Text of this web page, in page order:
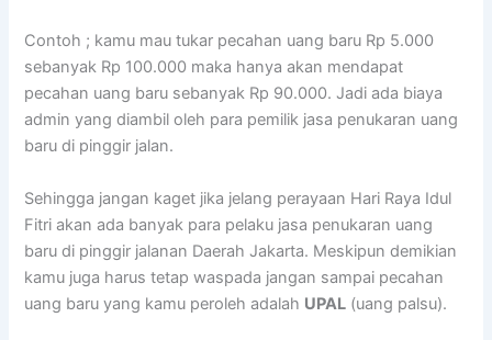
Contoh ; kamu mau tukar pecahan uang baru Rp 5.000
sebanyak Rp 100.000 maka hanya akan mendapat
pecahan uang baru sebanyak Rp 90.000. Jadi ada biaya
admin yang diambil oleh para pemilik jasa penukaran uang
baru di pinggir jalan.
Sehingga jangan kaget jika jelang perayaan Hari Raya Idul
Fitri akan ada banyak para pelaku jasa penukaran uang
baru di pinggir jalanan Daerah Jakarta. Meskipun demikian
kamu juga harus tetap waspada jangan sampai pecahan
uang baru yang kamu peroleh adalah UPAL (uang palsu).